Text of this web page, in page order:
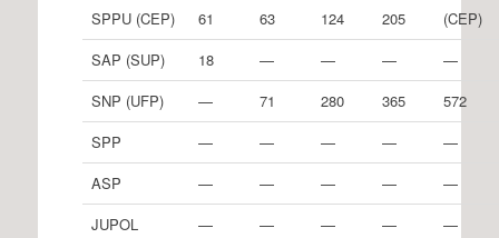
SPPU (CEP)
61 63 124 205
(CEP)
SAP (SUP)
18 — — —
—
SNP (UFP)
— 71 280 365
572
SPP
— — — —
—
ASP
— — — —
—
JUPOL
— — — —
—